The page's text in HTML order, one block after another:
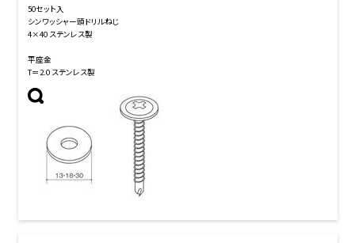
50セット入
シンワッシャー頭ドリルねじ
4×40 ステンレス製
平座金
T＝2.0 ステンレス製